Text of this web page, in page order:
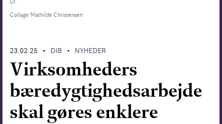
Forskning
Collage Mathilde Christensen
23.02.25 • DIB • NYHEDER
Virksomheders
bæredygtighedsarbejde
skal gøres enklere